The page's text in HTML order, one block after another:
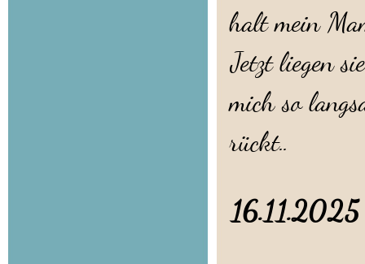
halt mein
Jetzt liegen
mich so
rückt..